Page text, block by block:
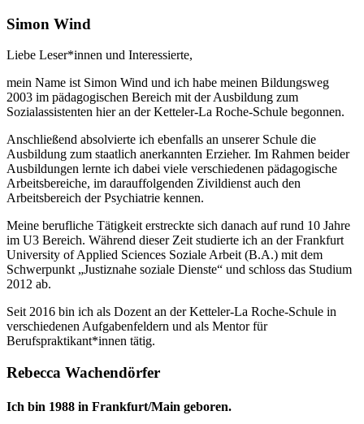
Simon Wind
Liebe Leser*innen und Interessierte,
mein Name ist Simon Wind und ich habe meinen Bildungsweg
2003 im pädagogischen Bereich mit der Ausbildung zum
Sozialassistenten hier an der Ketteler-La Roche-Schule begonnen.
Anschließend absolvierte ich ebenfalls an unserer Schule die
Ausbildung zum staatlich anerkannten Erzieher. Im Rahmen beider
Ausbildungen lernte ich dabei viele verschiedenen pädagogische
Arbeitsbereiche, im darauffolgenden Zivildienst auch den
Arbeitsbereich der Psychiatrie kennen.
Meine berufliche Tätigkeit erstreckte sich danach auf rund 10 Jahre
im U3 Bereich. Während dieser Zeit studierte ich an der Frankfurt
University of Applied Sciences Soziale Arbeit (B.A.) mit dem
Schwerpunkt „Justiznahe soziale Dienste“ und schloss das Studium
2012 ab.
Seit 2016 bin ich als Dozent an der Ketteler-La Roche-Schule in
verschiedenen Aufgabenfeldern und als Mentor für
Berufspraktikant*innen tätig.
Rebecca Wachendörfer
Ich bin 1988 in Frankfurt/Main geboren.